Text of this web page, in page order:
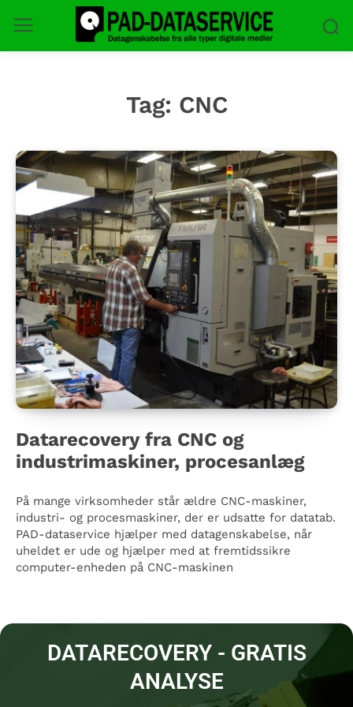
Tag: CNC
Datarecovery fra CNC og
industrimaskiner, procesanlæg
På mange virksomheder står ældre CNC-maskiner,
industri- og procesmaskiner, der er udsatte for datatab.
PAD-dataservice hjælper med datagenskabelse, når
uheldet er ude og hjælper med at fremtidssikre
computer-enheden på CNC-maskinen
DATARECOVERY - GRATIS
ANALYSE